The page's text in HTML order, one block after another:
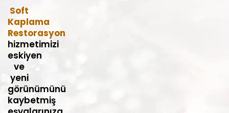
Soft
Kaplama
Restorasyon
hizmetimizi
eskiyen
ve
yeni
görünümünü
kaybetmiş